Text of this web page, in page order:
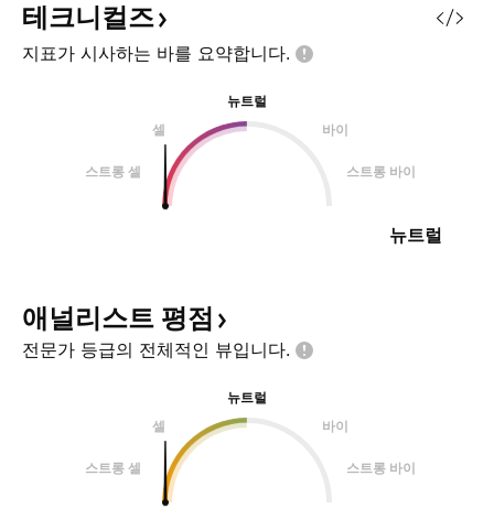
테크니컬즈
지표가 시사하는 바를 요약합니다.
뉴트럴
셀
바이
스트롱 셀 스트롱 바이
뉴트럴
애널리스트 평점
전문가 등급의 전체적인 뷰입니다.
뉴트럴
셀
바이
스트롱 셀 스트롱 바이